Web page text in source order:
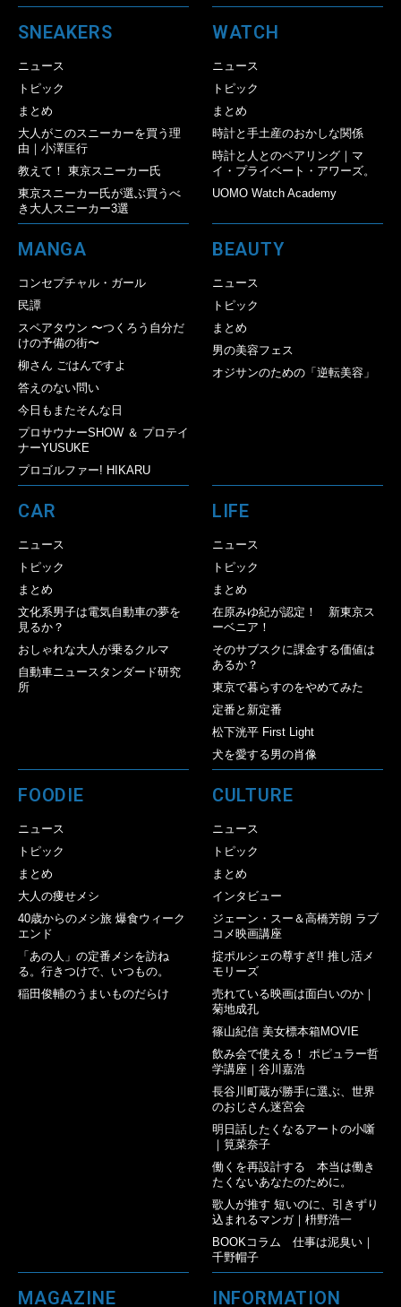
SNEAKERS
ニュース
トピック
まとめ
大人がこのスニーカーを買う理
由｜小澤匡行
教えて！ 東京スニーカー氏
東京スニーカー氏が選ぶ買うべ
き大人スニーカー3選
WATCH
ニュース
トピック
まとめ
時計と手土産のおかしな関係
時計と人とのペアリング｜マ
イ・プライベート・アワーズ。
UOMO Watch Academy
MANGA
コンセプチャル・ガール
民譚
スペアタウン 〜つくろう自分だ
けの予備の街〜
柳さん ごはんですよ
答えのない問い
今日もまたそんな日
プロサウナーSHOW ＆ プロテイ
ナーYUSUKE
プロゴルファー! HIKARU
BEAUTY
ニュース
トピック
まとめ
男の美容フェス
オジサンのための「逆転美容」
CAR
ニュース
トピック
まとめ
文化系男子は電気自動車の夢を
見るか？
おしゃれな大人が乗るクルマ
自動車ニュースタンダード研究
所
LIFE
ニュース
トピック
まとめ
在原みゆ紀が認定！ 新東京ス
ーベニア！
そのサブスクに課金する価値は
あるか？
東京で暮らすのをやめてみた
定番と新定番
松下洸平 First Light
犬を愛する男の肖像
FOODIE
ニュース
トピック
まとめ
大人の痩せメシ
40歳からのメシ旅 爆食ウィーク
エンド
「あの人」の定番メシを訪ね
る。行きつけで、いつもの。
稲田俊輔のうまいものだらけ
CULTURE
ニュース
トピック
まとめ
インタビュー
ジェーン・スー＆高橋芳朗 ラブ
コメ映画講座
掟ポルシェの尊すぎ!! 推し活メ
モリーズ
売れている映画は面白いのか｜
菊地成孔
篠山紀信 美女標本箱MOVIE
飲み会で使える！ ポピュラー哲
学講座｜谷川嘉浩
長谷川町蔵が勝手に選ぶ、世界
のおじさん迷宮会
明日話したくなるアートの小噺
｜筧菜奈子
働くを再設計する 本当は働き
たくないあなたのために。
歌人が推す 短いのに、引きずり
込まれるマンガ｜枡野浩一
BOOKコラム 仕事は泥臭い｜
千野帽子
MAGAZINE INFORMATION